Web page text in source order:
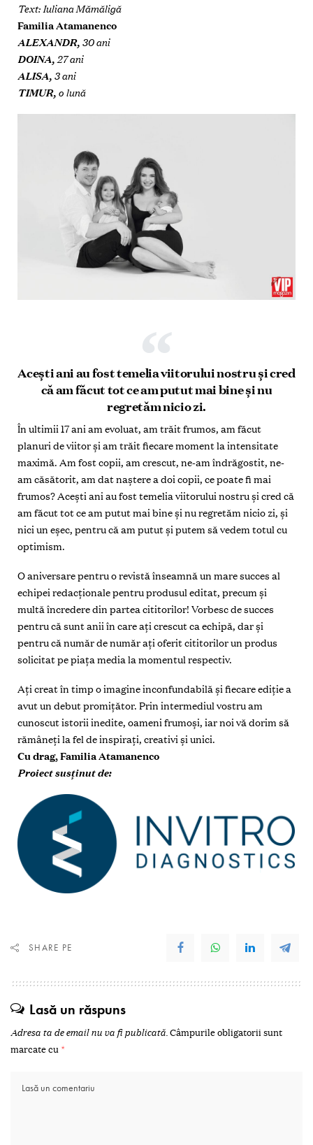
Text: Iuliana Mămăligă
Familia Atamanenco
ALEXANDR, 30 ani
DOINA,27 ani
ALISA, 3 ani
TIMUR, o lună
Acești ani au fost temelia viitorului nostru și cred
că am făcut tot ce am putut mai bine și nu
regretăm nicio zi.
În ultimii 17 ani am evoluat, am trăit frumos, am făcut
planuri de viitor și am trăit fiecare moment la intensitate
maximă. Am fost copii, am crescut, ne-am îndrăgostit, ne-
am căsătorit, am dat naștere a doi copii, ce poate fi mai
frumos? Acești ani au fost temelia viitorului nostru și cred că
am făcut tot ce am putut mai bine și nu regretăm nicio zi, și
nici un eșec, pentru că am putut și putem să vedem totul cu
optimism.
O aniversare pentru o revistă înseamnă un mare succes al
echipei redacționale pentru produsul editat, precum și
multă încredere din partea cititorilor! Vorbesc de succes
pentru că sunt anii în care ați crescut ca echipă, dar și
pentru că număr de număr ați oferit cititorilor un produs
solicitat pe piața media la momentul respectiv.
Ați creat în timp o imagine inconfundabilă și fiecare ediție a
avut un debut promițător. Prin intermediul vostru am
cunoscut istorii inedite, oameni frumoși, iar noi vă dorim să
rămâneți la fel de inspirați, creativi și unici.
Cu drag, Familia Atamanenco
Proiect susținut de:
SHARE PE
Lasă un răspuns
Adresa ta de email nu va fi publicată.Câmpurile obligatorii sunt
marcate cu *